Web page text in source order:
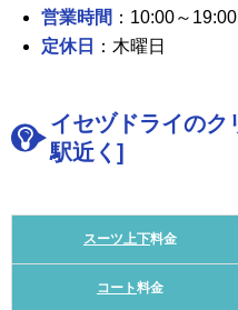
営業時間 ：10:00～19:00
定休日
：木曜日
イセヅドライのク
駅近く]
スーツ上下料金
コート料金